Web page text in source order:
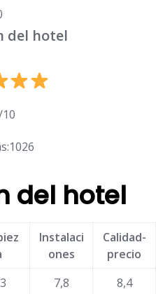
del hotel
del hotel
Instalaci
ones
Calidad-
precio
7,8 8,4